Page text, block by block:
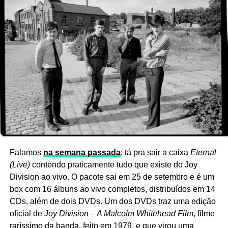
Ricardo Schott
Ricardo Schott é jornalista, radialista, editor e principal
colaborador do POP FANTASMA.
Falamos na semana passada: tá pra sair a caixa Eternal
(Live)contendo praticamente tudo que existe do Joy
Division ao vivo. O pacote sai em 25 de setembro e é um
box com 16 álbuns ao vivo completos, distribuídos em 14
CDs, além de dois DVDs. Um dos DVDs traz uma edição
oficial de Joy Division – A Malcolm Whitehead Film, filme
raríssimo da banda, feito em 1979, e que virou uma